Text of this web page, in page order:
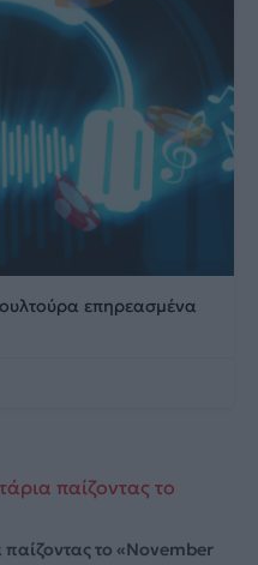
επηρεασμένα
παίζοντας το «November